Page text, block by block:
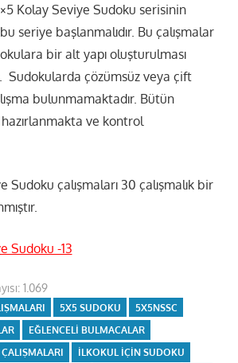
Kolay Seviye Sudoku serisinin
seriye başlanmalıdır. Bu çalışmalar
bir alt yapı oluşturulması
Sudokularda çözümsüz veya çift
bulunmamaktadır. Bütün
ve kontrol
Sudoku çalışmaları 30 çalışmalık bir
Sudoku -13
1.069
5X5 SUDOKU
5X5NSSC
EĞLENCELI BULMACALAR
ILKOKUL IÇIN SUDOKU